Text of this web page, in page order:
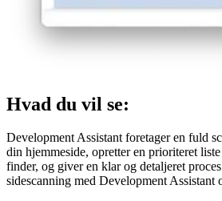
Hvad du vil se:
Development Assistant foretager en fuld
din hjemmeside, opretter en prioriteret
finder, og giver en klar og detaljeret
sidescanning med Development Assistant